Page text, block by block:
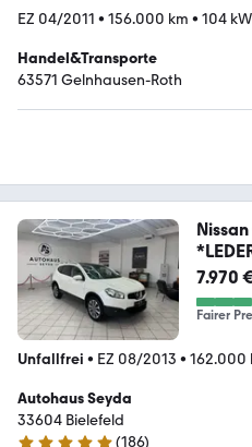
EZ 04/2011 • 156.000 km • 104
Handel&Transporte
63571 Gelnhausen-Roth
7.970
Fairer
Unfallfrei • EZ 08/2013 • 162.000
Autohaus Seyda
33604 Bielefeld
(186)